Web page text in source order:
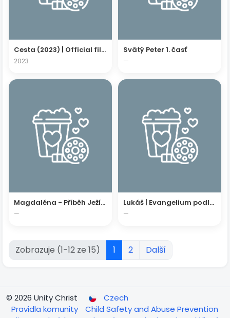
Cesta (2023) | Official film
2023
Svätý Peter 1. časť
—
Magdaléna - Příběh Ježíše | Oficiální Celý Film
—
Lukáš | Evangelium podle Lukáše | Biblický Film
—
Zobrazuje (1-12 ze 15) 1 2 Další
© 2026 Unity Christ
Czech
Pravidla komunity
Child Safety and Abuse Prevention